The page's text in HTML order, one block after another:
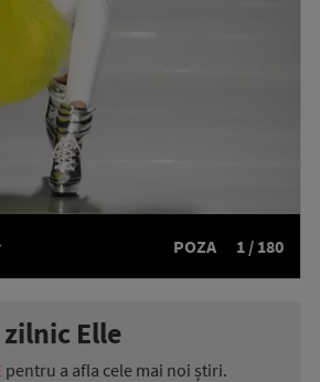
POZA 1 / 180
Elle
pentru a afla cele mai noi știri.